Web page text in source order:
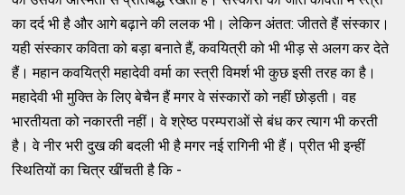
का दर्द भी है और आगे बढ़ाने की ललक भी। लेकिन अंतत: जीतते हैं संस्कार।
यही संस्कार कविता को बड़ा बनाते हैं, कवयित्री को भी भीड़ से अलग कर देते
हैं। महान कवयित्री महादेवी वर्मा का स्त्री विमर्श भी कुछ इसी तरह का है।
महादेवी भी मुक्ति के लिए बेचैन हैं मगर वे संस्कारों को नहीं छोड़ती। वह
भारतीयता को नकारती नहीं। वे श्रेष्ठ परम्पराओं से बंध कर त्याग भी करती
है। वे नीर भरी दुख की बदली भी है मगर नई रागिनी भी हैं। प्रीत भी इन्हीं
स्थितियों का चित्र खींचती है कि -